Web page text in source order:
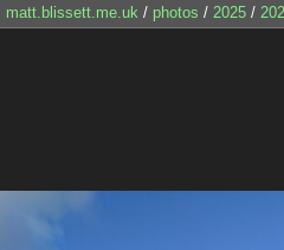
matt.blissett.me.uk / photos / 2025 /